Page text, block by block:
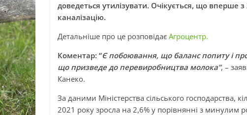
доведеться утилізувати. Очікується, що вперше
каналізацію.
Детальніше про це розповідає Агроцентр.
Коментар: “Є побоювання, що баланс попиту і
що призведе до перевиробництва молока”, –
Канеко.
За даними Міністерства сільського господарства,
2021 року зросла на 2,6% у порівнянні з минулим